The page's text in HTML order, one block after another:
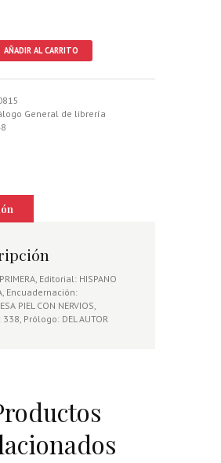
AÑADIR AL CARRITO
General de librería
Editorial: HISPANO
Encuadernación:
PIEL CON NERVIOS,
Prólogo: DEL AUTOR